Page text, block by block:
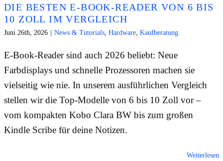
DIE BESTEN E-BOOK-READER VON 6 BIS
10 ZOLL IM VERGLEICH
Juni 26th, 2026 | News & Tutorials Hardware Kaufberatung
E-Book-Reader sind auch 2026 beliebt: Neue
Farbdisplays und schnelle Prozessoren machen sie
vielseitig wie nie. In unserem ausführlichen Vergleich
stellen wir die Top-Modelle von 6 bis 10 Zoll vor –
vom kompakten Kobo Clara BW bis zum großen
Kindle Scribe für deine Notizen.
Weiterlesen